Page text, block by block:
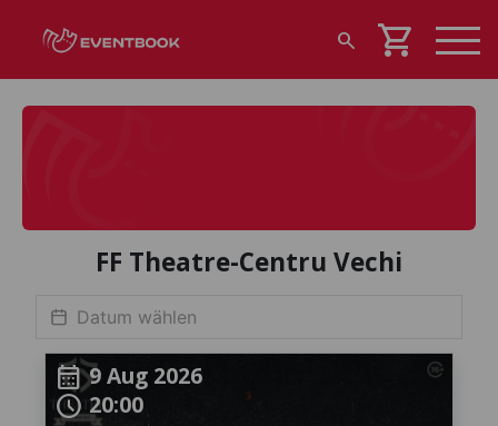
search shopping_cart
FF Theatre-Centru Vechi
calendar_month9 Aug 2026
schedule20:00